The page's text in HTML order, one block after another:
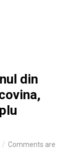
din
Comments are